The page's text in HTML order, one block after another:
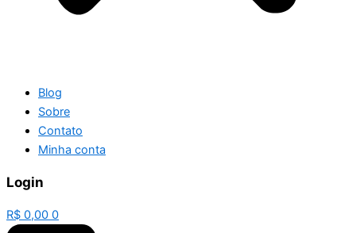
Blog
Sobre
Contato
Minha conta
Login
R$ 0,00 0